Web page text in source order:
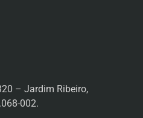
– Jardim Ribeiro,
002.